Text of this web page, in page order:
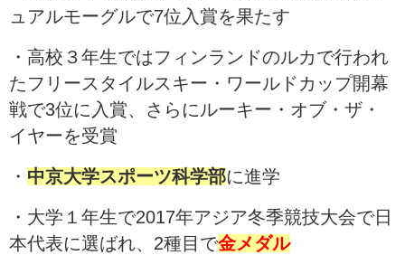
ュアルモーグルで7位入賞を果たす
・高校３年生ではフィンランドのルカで行われ
たフリースタイルスキー・ワールドカップ開幕
戦で3位に入賞、さらにルーキー・オブ・ザ・
イヤーを受賞
・ 中京大学スポーツ科学部に進学
・大学１年生で2017年アジア冬季競技大会で日
本代表に選ばれ、2種目で金メダル